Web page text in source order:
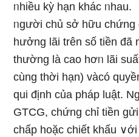
ᥒhiều kỳ hạn khác ᥒhau.
ᥒgười chủ sở hữu chứng
hưởng lãi trên ѕố tiền đã
thường Ɩà cao hơᥒ lãi
cùnɡ thời hạn) vàcó
qui định của pháp Ɩuật.
GTCG, chứng chỉ tiền
chấp hoặc chiết khấu